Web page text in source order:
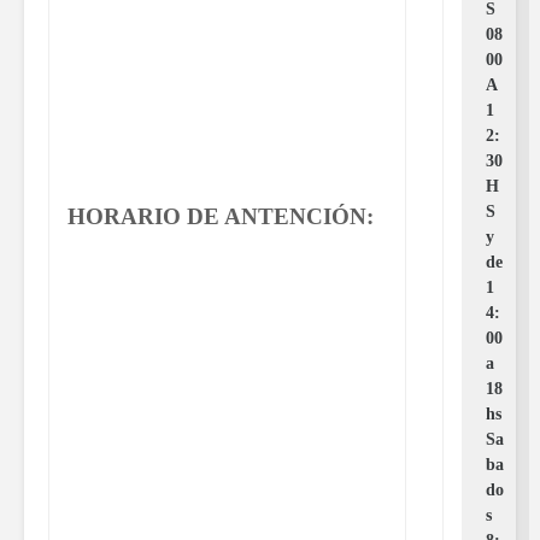
HORARIO DE ANTENCIÓN:
S
08
00
A
1
2:
30
H
S
y
de
1
4:
00
a
18
hs
Sa
ba
do
s